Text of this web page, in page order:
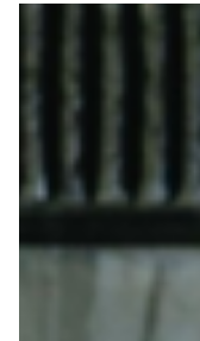
Prima squadra
Training
Rappresentanza
Kit Gara 25/26